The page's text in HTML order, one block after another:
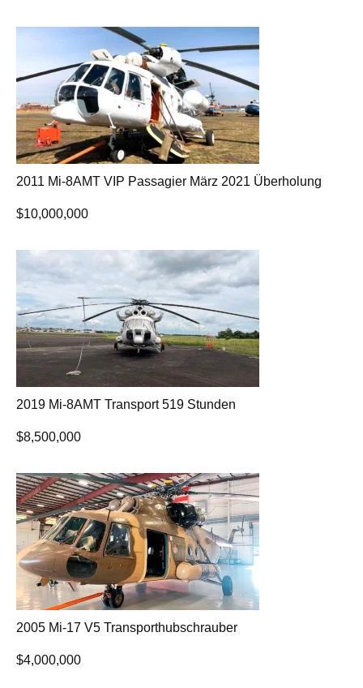
2011 Mi-8AMT VIP Passagier März 2021 Überholung
$10,000,000
2019 Mi-8AMT Transport 519 Stunden
$8,500,000
2005 Mi-17 V5 Transporthubschrauber
$4,000,000